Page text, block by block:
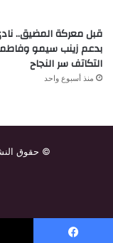
قبل معركة المضيق..
بدعم زينب سيمو
التكاتف سر النجاح
منذ أسبوع واحد
© حقوق النشر 2026، جميع الحقوق